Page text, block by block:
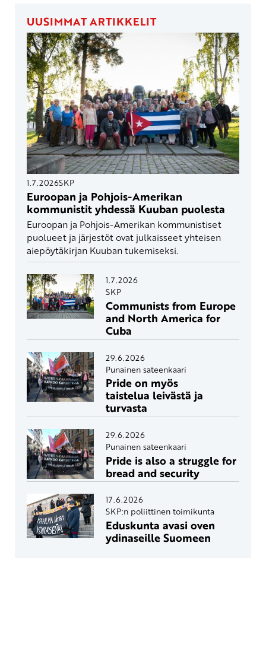
UUSIMMAT ARTIKKELIT
1.7.2026SKP
Euroopan ja Pohjois-Amerikan
kommunistit yhdessä Kuuban puolesta
Euroopan ja Pohjois-Amerikan kommunistiset
puolueet ja järjestöt ovat julkaisseet yhteisen
aiepöytäkirjan Kuuban tukemiseksi.
1.7.2026
SKP
Communists from Europe
and North America for
Cuba
29.6.2026
Punainen sateenkaari
Pride on myös
taistelua leivästä ja
turvasta
29.6.2026
Punainen sateenkaari
Pride is also a struggle for
bread and security
17.6.2026
SKP:n poliittinen toimikunta
Eduskunta avasi oven
ydinaseille Suomeen